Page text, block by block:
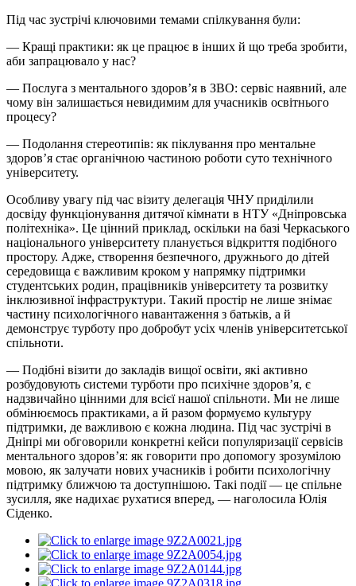
Під час зустрічі ключовими темами спілкування були:
— Кращі практики: як це працює в інших й що треба зробити,
аби запрацювало у нас?
— Послуга з ментального здоров’я в ЗВО: сервіс наявний, але
чому він залишається невидимим для учасників освітнього
процесу?
— Подолання стереотипів: як піклування про ментальне
здоров’я стає органічною частиною роботи суто технічного
університету.
Особливу увагу під час візиту делегація ЧНУ приділили
досвіду функціонування дитячої кімнати в НТУ «Дніпровська
політехніка». Це цінний приклад, оскільки на базі Черкаського
національного університету планується відкриття подібного
простору. Адже, створення безпечного, дружнього до дітей
середовища є важливим кроком у напрямку підтримки
студентських родин, працівників університету та розвитку
інклюзивної інфраструктури. Такий простір не лише знімає
частину психологічного навантаження з батьків, а й
демонструє турботу про добробут усіх членів університетської
спільноти.
— Подібні візити до закладів вищої освіти, які активно
розбудовують системи турботи про психічне здоров’я, є
надзвичайно цінними для всієї нашої спільноти. Ми не лише
обмінюємось практиками, а й разом формуємо культуру
підтримки, де важливою є кожна людина. Під час зустрічі в
Дніпрі ми обговорили конкретні кейси популяризації сервісів
ментального здоров’я: як говорити про допомогу зрозумілою
мовою, як залучати нових учасників і робити психологічну
підтримку ближчою та доступнішою. Такі події — це спільне
зусилля, яке надихає рухатися вперед, — наголосила Юлія
Сіденко.